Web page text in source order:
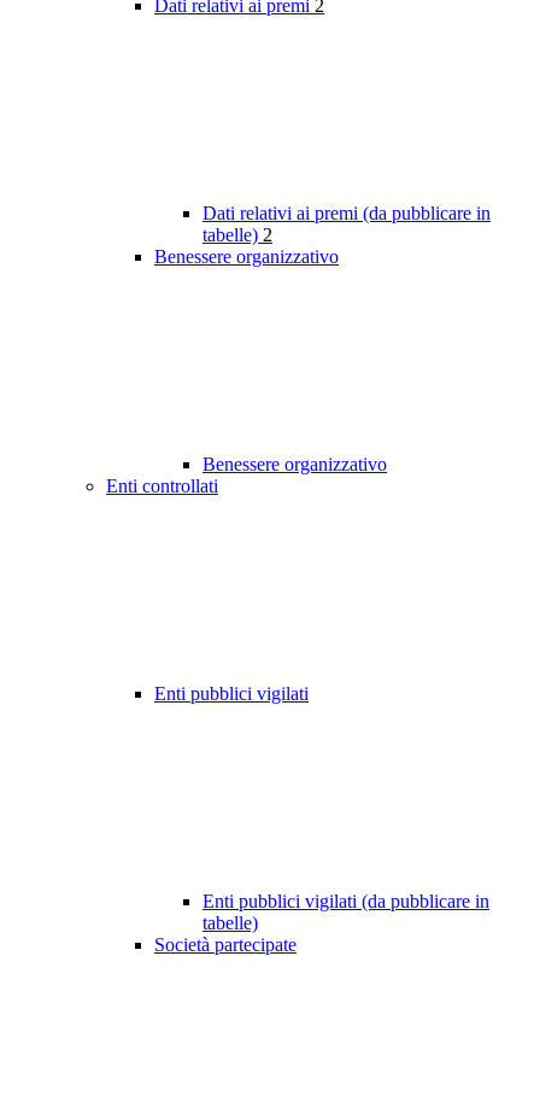
Dati relativi ai premi 2
Dati relativi ai premi (da pubblicare in
tabelle) 2
Benessere organizzativo
Benessere organizzativo
Enti controllati
Enti pubblici vigilati
Enti pubblici vigilati (da pubblicare in
tabelle)
Società partecipate